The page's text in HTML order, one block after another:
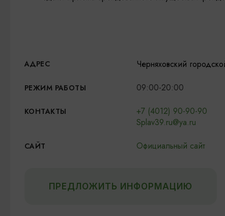
АДРЕС Черняховский
РЕЖИМ РАБОТЫ 09:00-20:00
КОНТАКТЫ
+7 (4012) 90-90-90
Splav39.ru@ya.ru
САЙТ Официальный сайт
ПРЕДЛОЖИТЬ ИНФОРМАЦИЮ